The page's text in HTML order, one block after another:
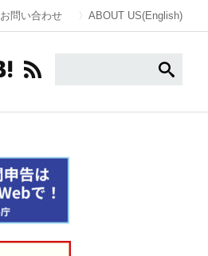
お問い合わせ ABOUT US(English)